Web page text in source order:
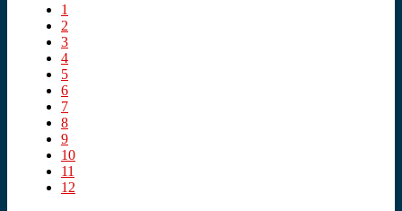
1
2
3
4
5
6
7
8
9
10
11
12